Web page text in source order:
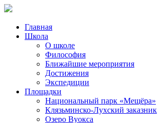
Главная
Школа
О школе
Философия
Ближайшие мероприятия
Достижения
Экспедиции
Площадки
Национальный парк «Мещёра»
Клязьминско-Лухский заказник
Озеро Вуокса